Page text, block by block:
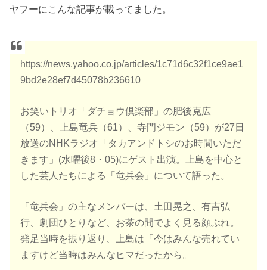
ヤフーにこんな記事が載ってました。
https://news.yahoo.co.jp/articles/1c71d6c32f1ce9ae1
9bd2e28ef7d45078b236610
お笑いトリオ「ダチョウ倶楽部」の肥後克広
（59）、上島竜兵（61）、寺門ジモン（59）が27日
放送のNHKラジオ「タカアンドトシのお時間いただ
きます」(水曜後8・05)にゲスト出演。上島を中心と
した芸人たちによる「竜兵会」について語った。
「竜兵会」の主なメンバーは、土田晃之、有吉弘
行、劇団ひとりなど、お茶の間でよく見る顔ぶれ。
発足当時を振り返り、上島は「今はみんな売れてい
ますけど当時はみんなヒマだったから。